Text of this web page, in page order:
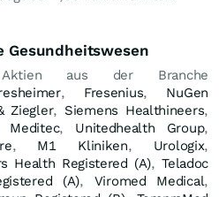
Gesundheitswesen
Aktien aus der Branche
, Fresenius, NuGen
Ziegler, Siemens Healthineers,
Meditec, Unitedhealth Group,
, M1 Kliniken, Urologix,
Health Registered (A),Teladoc
(A), Viromed Medical,